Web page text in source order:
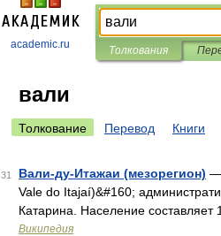
academic.ru Толкования
вали
Толкование Перевод Книги
31 Вали-ду-Итажаи (мезорегион) —
Vale do Itajaí)&#160;
Катарина. Население
Википедия